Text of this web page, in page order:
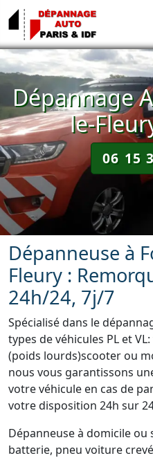
Dépannage
le-
06 15
Dépanneuse à
Fleury :
24h/24, 7j/7
Spécialisé dans le
types de véhicules PL et
(poids lourds)scooter ou
nous vous garantissons
votre véhicule en cas de
votre disposition 24h sur
Dépanneuse à domicile
batterie, pneu voiture